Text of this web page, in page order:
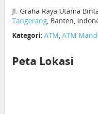
Jl. Graha Raya Utama
Tangerang, Banten,
Kategori: ATM, ATM
Peta Lokasi